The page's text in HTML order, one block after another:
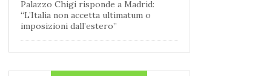
Palazzo Chigi risponde a Madrid:
“L’Italia non accetta ultimatum o
imposizioni dall’estero”